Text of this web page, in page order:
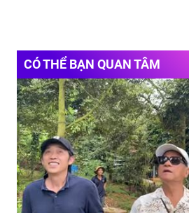
CÓ THỂ BẠN QUAN TÂM